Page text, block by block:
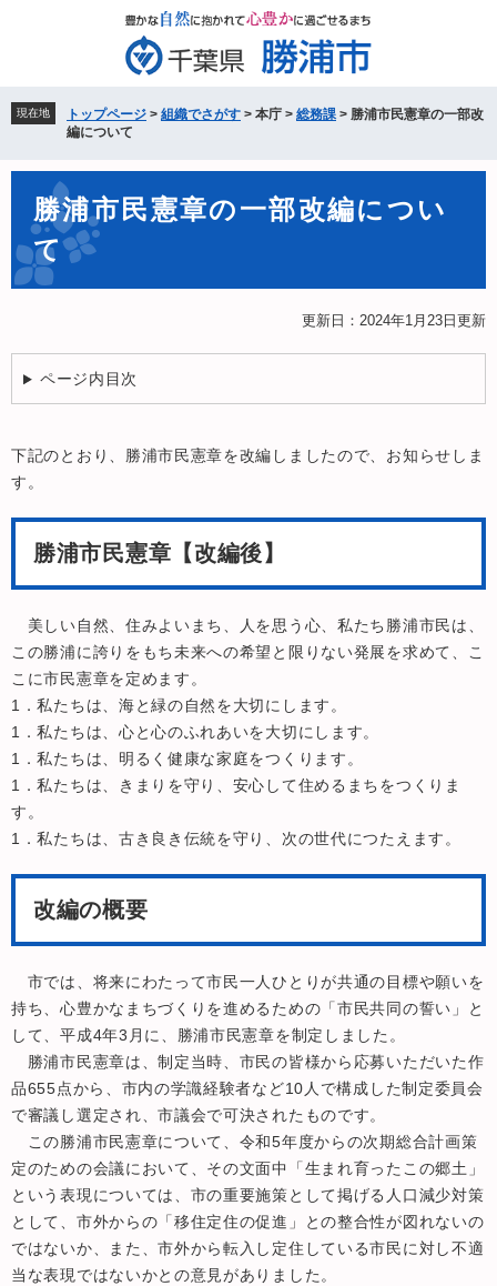
先
頭
す。
を
飛
し
現在地 トップページ > 組織でさがす > 本庁 > 総務課 > 勝浦市民憲章の一部改
編について
勝浦市民憲章の一部改編につい
て
更新日：2024年1月23日更新
ページ内目次
下記のとおり、勝浦市民憲章を改編しましたので、お知らせしま
す。
勝浦市民憲章【改編後】
美しい自然、住みよいまち、人を思う心、私たち勝浦市民は、
この勝浦に誇りをもち未来への希望と限りない発展を求めて、こ
こに市民憲章を定めます。
1．私たちは、海と緑の自然を大切にします。
1．私たちは、心と心のふれあいを大切にします。
1．私たちは、明るく健康な家庭をつくります。
1．私たちは、きまりを守り、安心して住めるまちをつくりま
す。
1．私たちは、古き良き伝統を守り、次の世代につたえます。
改編の概要
市では、将来にわたって市民一人ひとりが共通の目標や願いを
持ち、心豊かなまちづくりを進めるための「市民共同の誓い」と
して、平成4年3月に、勝浦市民憲章を制定しました。
勝浦市民憲章は、制定当時、市民の皆様から応募いただいた作
品655点から、市内の学識経験者など10人で構成した制定委員会
で審議し選定され、市議会で可決されたものです。
この勝浦市民憲章について、令和5年度からの次期総合計画策
定のための会議において、その文面中「生まれ育ったこの郷土」
という表現については、市の重要施策として掲げる人口減少対策
として、市外からの「移住定住の促進」との整合性が図れないの
ではないか、また、市外から転入し定住している市民に対し不適
当な表現ではないかとの意見がありました。